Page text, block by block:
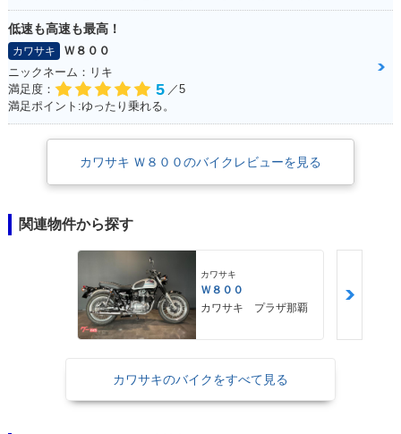
低速も高速も最高！
カワサキ
Ｗ８００
ニックネーム：リキ
満足度：
5 ／5
満足ポイント:ゆったり乗れる。
カワサキ Ｗ８００のバイクレビューを見る
関連物件から探す
カワサキ
Ｗ８００
カワサキ プラザ那覇
カワサキのバイクをすべて見る